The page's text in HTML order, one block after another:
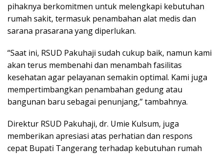
pihaknya berkomitmen untuk melengkapi kebutuhan
rumah sakit, termasuk penambahan alat medis dan
sarana prasarana yang diperlukan.
“Saat ini, RSUD Pakuhaji sudah cukup baik, namun kami
akan terus membenahi dan menambah fasilitas
kesehatan agar pelayanan semakin optimal. Kami juga
mempertimbangkan penambahan gedung atau
bangunan baru sebagai penunjang,” tambahnya.
Direktur RSUD Pakuhaji, dr. Umie Kulsum, juga
memberikan apresiasi atas perhatian dan respons
cepat Bupati Tangerang terhadap kebutuhan rumah